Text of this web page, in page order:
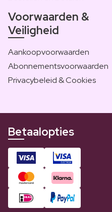
Voorwaarden &
Veiligheid
Aankoopvoorwaarden
Abonnementsvoorwaarden
Privacybeleid & Cookies
Betaalopties